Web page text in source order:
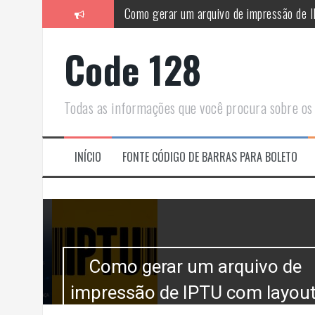
Como gerar um arquivo de impressão
Golpes com boletos: como funcionam e
Como Evitar Rejeição de Boletos: A
Código de barras vai acabar em 2027?
Code 128
Todas as informações que você procura sobre
INÍCIO FONTE CÓDIGO DE BARRAS PARA BOLETO
Como gerar um arquivo de
impressão de IPTU com layout,